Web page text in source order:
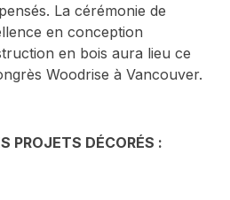
La cérémonie de
en conception
en bois aura lieu ce
Woodrise à Vancouver.
PROJETS DÉCORÉS :